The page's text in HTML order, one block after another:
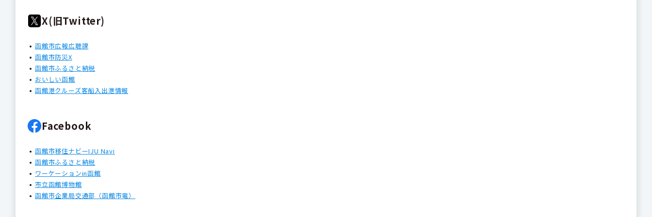
X(旧Twitter)
函館市広報広聴課
函館市防災X
函館市ふるさと納税
おいしい函館
函館港クルーズ客船入出港情報
Facebook
函館市移住ナビーIJU Navi
函館市ふるさと納税
ワーケーションin函館
市立函館博物館
函館市企業局交通部（函館市電）